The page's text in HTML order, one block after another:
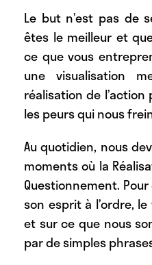
Le but n’est pas de
êtes le meilleur et
ce que vous
une visualisation
réalisation de
les peurs qui nous
Au quotidien, nous
moments où la
Questionnement.
son esprit à l’ordre,
et sur ce que nous
par de simples